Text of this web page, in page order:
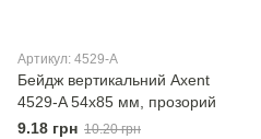
Артикул: 4529-A
Бейдж вертикальний Axent
4529-A 54x85 мм, прозорий
9.18 грн 10.20 грн